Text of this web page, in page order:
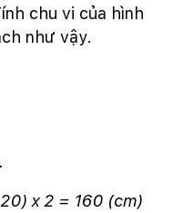
chu vi của hình
như vậy.
x 2 = 160 (cm)